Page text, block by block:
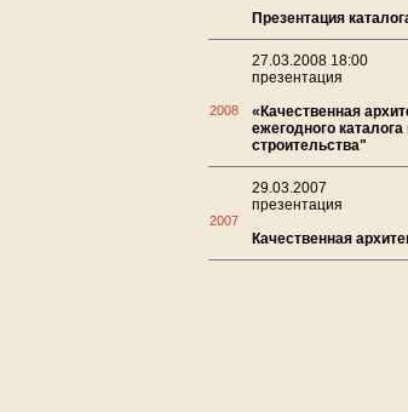
Презентация
2008
27.03.2008 18:00
презентация
«Качественная
ежегодного
строительства"
2007
29.03.2007
презентация
Качественная